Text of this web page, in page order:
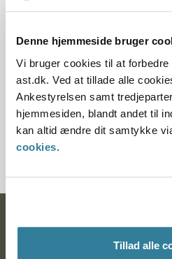
Denne hjemmeside bruger
Vi bruger cookies til at
ast.dk. Ved at tillade alle
Ankestyrelsen samt
hjemmesiden, blandt andet til
kan altid ændre dit samtykke
cookies.
Tillad alle
Paragraf
§ 74b
Journalnummer
2000008-05
Ankestyrelsen